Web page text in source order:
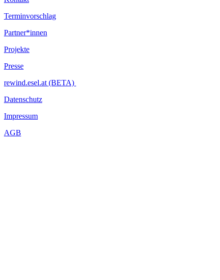
Terminvorschlag
Partner*innen
Projekte
Presse
rewind.esel.at (BETA)
Datenschutz
Impressum
AGB